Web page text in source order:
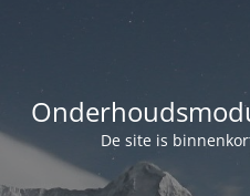
De site is